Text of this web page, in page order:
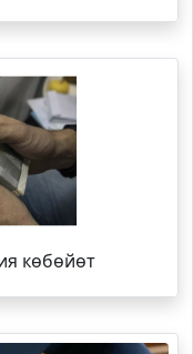
көбөйөт